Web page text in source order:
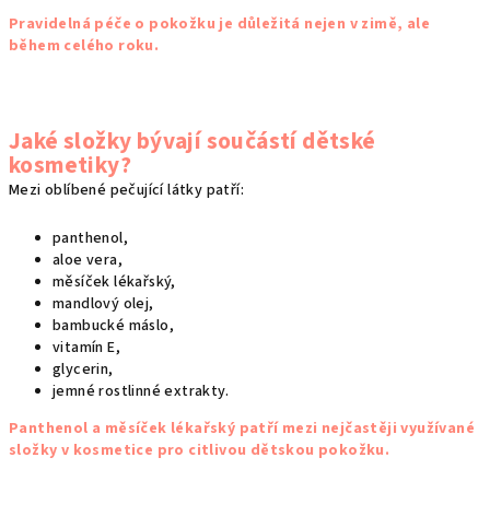
Pravidelná péče o pokožku je důležitá nejen v zimě, ale
během celého roku.
Jaké složky bývají součástí dětské
kosmetiky?
Mezi oblíbené pečující látky patří:
panthenol,
aloe vera,
měsíček lékařský,
mandlový olej,
bambucké máslo,
vitamín E,
glycerin,
jemné rostlinné extrakty.
Panthenol a měsíček lékařský patří mezi nejčastěji využívané
složky v kosmetice pro citlivou dětskou pokožku.